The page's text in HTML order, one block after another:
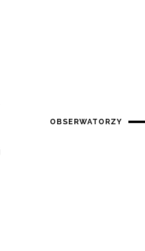
OBSERWATORZY